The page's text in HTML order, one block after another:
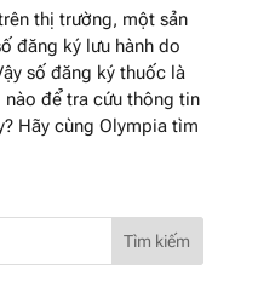
thị trường, một sản
đăng ký lưu hành do
số đăng ký thuốc là
để tra cứu thông tin
Hãy cùng Olympia tìm
Tìm kiếm